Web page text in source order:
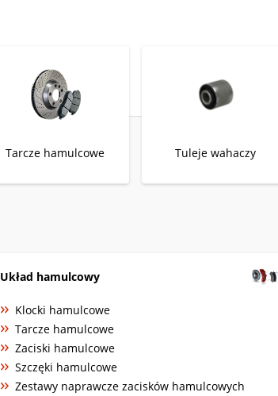
Tarcze hamulcowe Tuleje wahaczy
Układ hamulcowy
Klocki hamulcowe
Tarcze hamulcowe
Zaciski hamulcowe
Szczęki hamulcowe
Zestawy naprawcze zacisków hamulcowych